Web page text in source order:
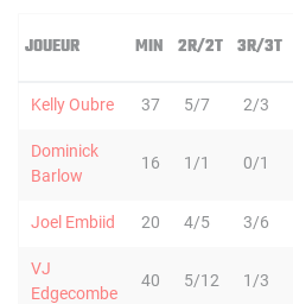
JOUEUR MIN 2R/2T 3R/3T
Kelly Oubre 37 5/7 2/3
Dominick
Barlow
16 1/1 0/1
Joel Embiid 20 4/5 3/6
VJ
Edgecombe
40 5/12 1/3